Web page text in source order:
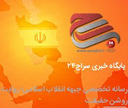
پایگاه خبری سراج۲۴
رسانه تخصصی جبهه انقلاب اسلامی؛ روایت
روشن حقیقت